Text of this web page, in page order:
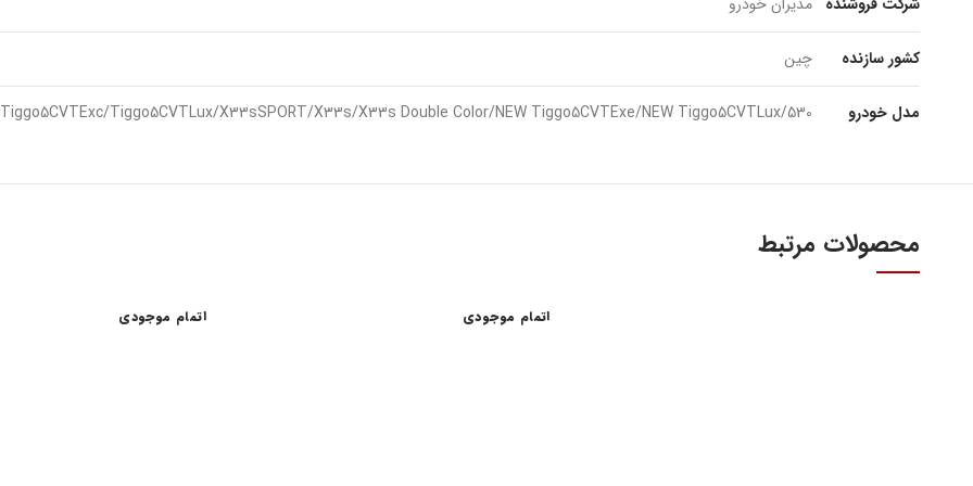
کشور سازنده چین
مدل خودرو 530/X33/X33MT/X33CVT/550CVT/550MT/Tiggo5CVTExc/Tiggo5CVTLux/X33sSPORT/X33s/X33s Double Color/NEW Tiggo5CVTExe/NEW Tiggo5CVTLux
محصولات مرتبط
اتمام موجودی اتمام موجودی